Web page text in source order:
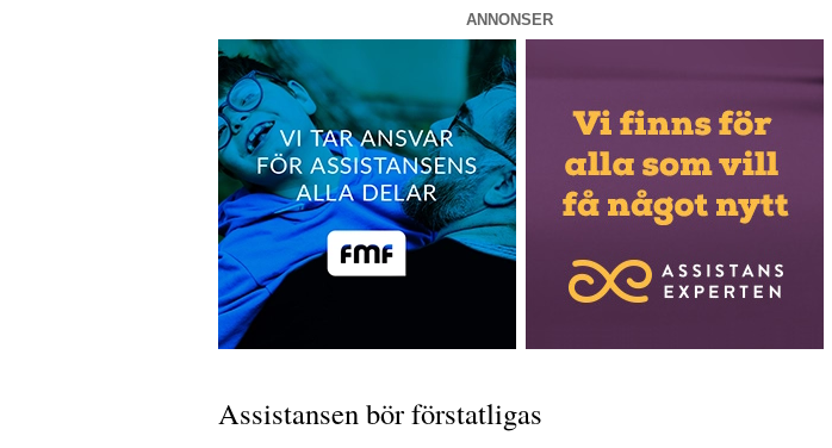
ANNONSER
Assistansen bör förstatligas